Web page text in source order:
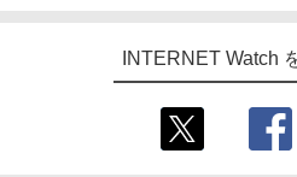
INTERNET Watch